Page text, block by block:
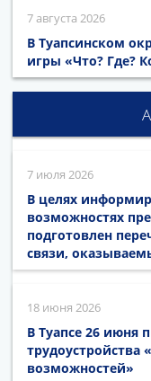
7 августа 2026
В Туапсинском
игры «Что? Где?
7 июля 2026
В целях
возможностях
подготовлен
связи,
18 июня 2026
В Туапсе 26 июня
трудоустройства
возможностей»